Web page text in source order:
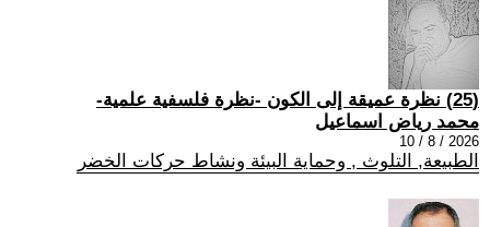
(25) نظرة عميقة إلى الكون -نظرة فلسفية علمية-
محمد رياض اسماعيل
2026 / 8 / 10
الطبيعة, التلوث , وحماية البيئة ونشاط حركات الخضر